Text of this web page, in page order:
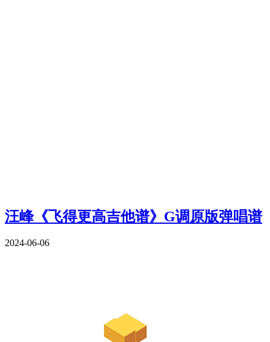
汪峰《飞得更高吉他谱》G调原版弹唱谱
2024-06-06